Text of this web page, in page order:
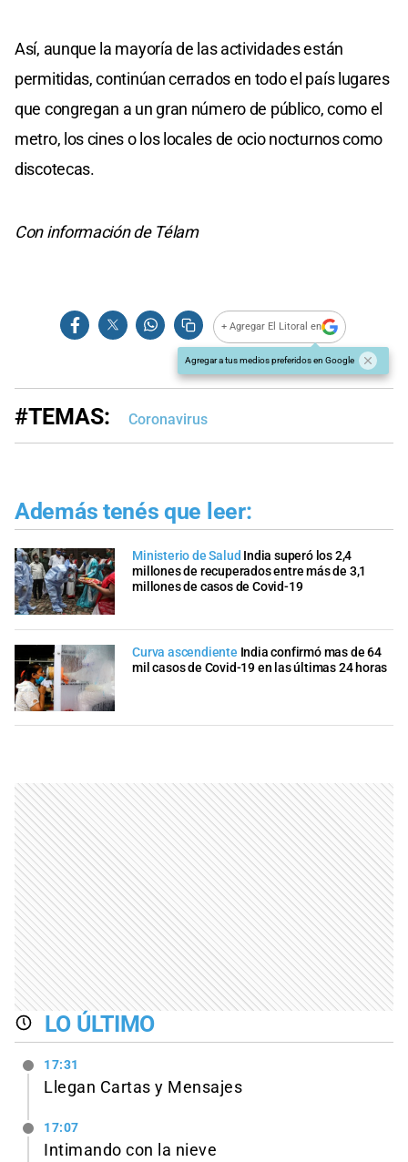
Así, aunque la mayoría de las actividades están
permitidas, continúan cerrados en todo el país lugares
que congregan a un gran número de público, como el
metro, los cines o los locales de ocio nocturnos como
discotecas.
Con información de Télam
+ Agregar El Litoral en
Agregar a tus medios preferidos en Google
#TEMAS: Coronavirus
Además tenés que leer:
Ministerio de Salud India superó los 2,4
millones de recuperados entre más de 3,1
millones de casos de Covid-19
Curva ascendiente India confirmó mas de 64
mil casos de Covid-19 en las últimas 24 horas
LO ÚLTIMO
17:31
Llegan Cartas y Mensajes
17:07
Intimando con la nieve